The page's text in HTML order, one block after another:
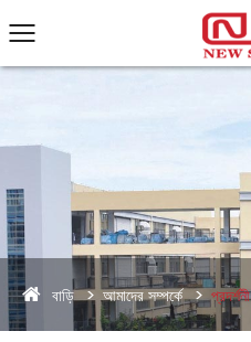
বাড়ি আমাদের সম্পর্কে প্রদর্শনী